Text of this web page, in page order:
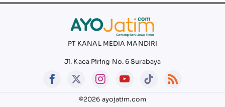
PT KANAL MEDIA MANDIRI
Jl. Kaca Piring No. 6 Surabaya
©2026 ayojatim.com